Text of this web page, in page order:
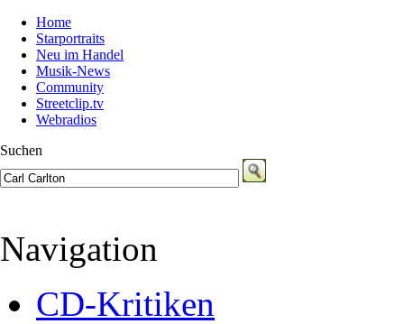
Home
Starportraits
Neu im Handel
Musik-News
Community
Streetclip.tv
Webradios
Suchen
Navigation
CD-Kritiken